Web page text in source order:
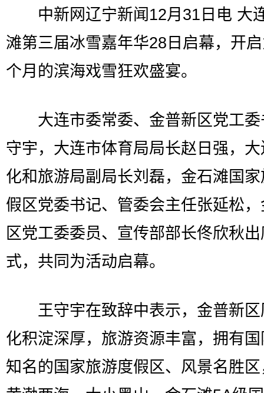
中新网辽宁新闻12月31日电 大
滩第三届冰雪嘉年华28日启幕，开
个月的滨海戏雪狂欢盛宴。
大连市委常委、金普新区党工委
守宇，大连市体育局局长赵日强，
化和旅游局副局长刘磊，金石滩国
假区党委书记、管委会主任张延松
区党工委委员、宣传部部长佟欣秋
式，共同为活动启幕。
王守宇在致辞中表示，金普新区
化积淀深厚，旅游资源丰富，拥有
知名的国家旅游度假区、风景名胜